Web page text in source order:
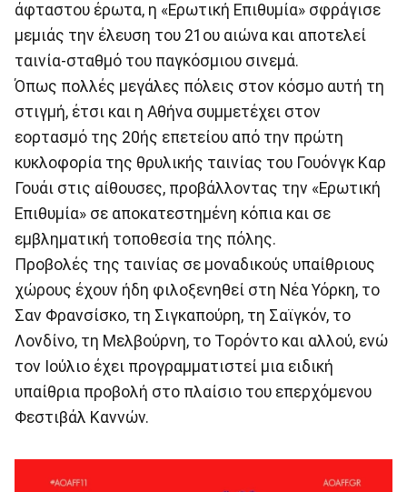
άφταστου έρωτα, η «Ερωτική Επιθυμία» σφράγισε
μεμιάς την έλευση του 21ου αιώνα και αποτελεί
ταινία-σταθμό του παγκόσμιου σινεμά.
Όπως πολλές μεγάλες πόλεις στον κόσμο αυτή τη
στιγμή, έτσι και η Αθήνα συμμετέχει στον
εορτασμό της 20ής επετείου από την πρώτη
κυκλοφορία της θρυλικής ταινίας του Γουόνγκ Καρ
Γουάι στις αίθουσες, προβάλλοντας την «Ερωτική
Επιθυμία» σε αποκατεστημένη κόπια και σε
εμβληματική τοποθεσία της πόλης.
Προβολές της ταινίας σε μοναδικούς υπαίθριους
χώρους έχουν ήδη φιλοξενηθεί στη Νέα Υόρκη, το
Σαν Φρανσίσκο, τη Σιγκαπούρη, τη Σαϊγκόν, το
Λονδίνο, τη Μελβούρνη, το Τορόντο και αλλού, ενώ
τον Ιούλιο έχει προγραμματιστεί μια ειδική
υπαίθρια προβολή στο πλαίσιο του επερχόμενου
Φεστιβάλ Καννών.